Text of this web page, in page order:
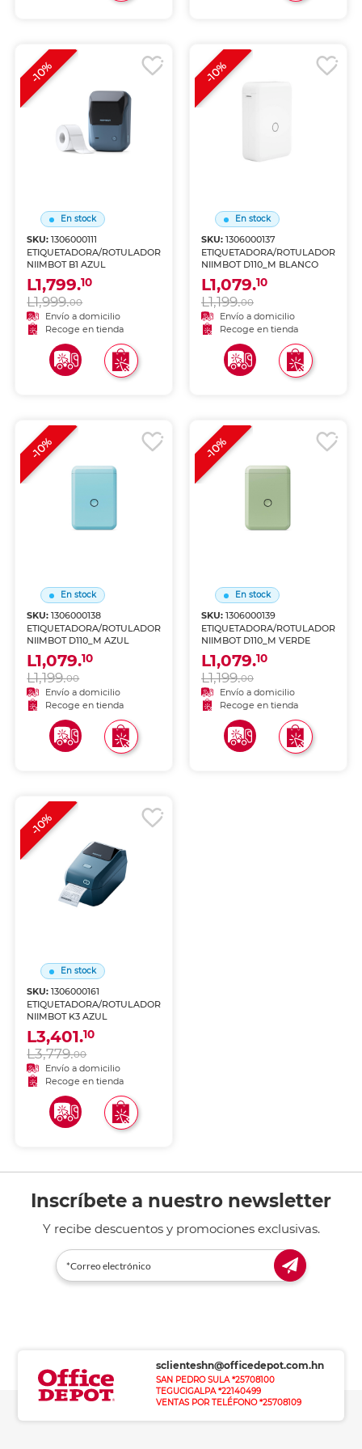
En stock
SKU:1306000111
ETIQUETADORA/ROTULADORA
NIIMBOT B1 AZUL
L1,799.10
L1,999.00
Envío a domicilio
Recoge en tienda
-10%
En stock
SKU: 1306000137
ETIQUETADORA/ROTULADORA
NIIMBOT D110_M BLANCO
L1,079.10
L1,199.00
Envío a domicilio
Recoge en tienda
-10%
En stock
SKU:1306000138
ETIQUETADORA/ROTULADORA
NIIMBOT D110_M AZUL
L1,079.10
L1,199.00
Envío a domicilio
Recoge en tienda
-10%
En stock
SKU: 1306000139
ETIQUETADORA/ROTULADORA
NIIMBOT D110_M VERDE
L1,079.10
L1,199.00
Envío a domicilio
Recoge en tienda
-10%
En stock
SKU:1306000161
ETIQUETADORA/ROTULADORA
NIIMBOT K3 AZUL
L3,401.10
L3,779.00
Envío a domicilio
Recoge en tienda
-10%
Inscríbete a nuestro newsletter
Y recibe descuentos y promociones exclusivas.
sclienteshn@officedepot.com.hn
SAN PEDRO SULA *25708100
TEGUCIGALPA *22140499
VENTAS POR TELÉFONO *25708109